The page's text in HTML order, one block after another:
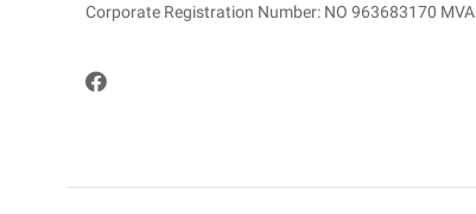
Corporate Registration Number: NO 963683170 MVA